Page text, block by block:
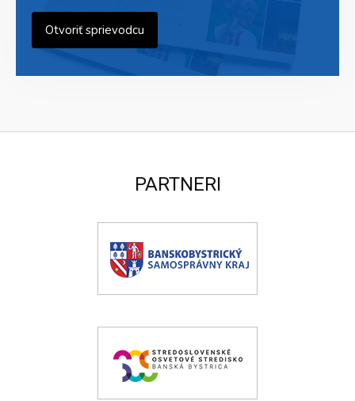
Otvoriť sprievodcu
PARTNERI